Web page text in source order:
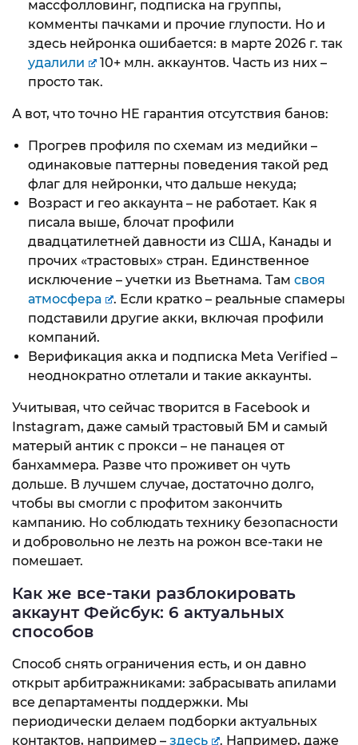
массфолловинг, подписка на группы,
комменты пачками и прочие глупости. Но и
здесь нейронка ошибается: в марте 2026 г. так
удалили
10+ млн. аккаунтов. Часть из них –
просто так.
А вот, что точно НЕ гарантия отсутствия банов:
Прогрев профиля по схемам из медийки –
одинаковые паттерны поведения такой ред
флаг для нейронки, что дальше некуда;
Возраст и гео аккаунта – не работает. Как я
писала выше, блочат профили
двадцатилетней давности из США, Канады и
прочих «трастовых» стран. Единственное
исключение – учетки из Вьетнама. Там своя
атмосфера
. Если кратко – реальные спамеры
подставили другие акки, включая профили
компаний.
Верификация акка и подписка Meta Verified –
неоднократно отлетали и такие аккаунты.
Учитывая, что сейчас творится в Facebook и
Instagram, даже самый трастовый БМ и самый
матерый антик с прокси – не панацея от
банхаммера. Разве что проживет он чуть
дольше. В лучшем случае, достаточно долго,
чтобы вы смогли с профитом закончить
кампанию. Но соблюдать технику безопасности
и добровольно не лезть на рожон все-таки не
помешает.
Как же все-таки разблокировать
аккаунт Фейсбук: 6 актуальных
способов
Способ снять ограничения есть, и он давно
открыт арбитражниками: забрасывать апилами
все департаменты поддержки. Мы
периодически делаем подборки актуальных
контактов, например – здесь
. Например, даже